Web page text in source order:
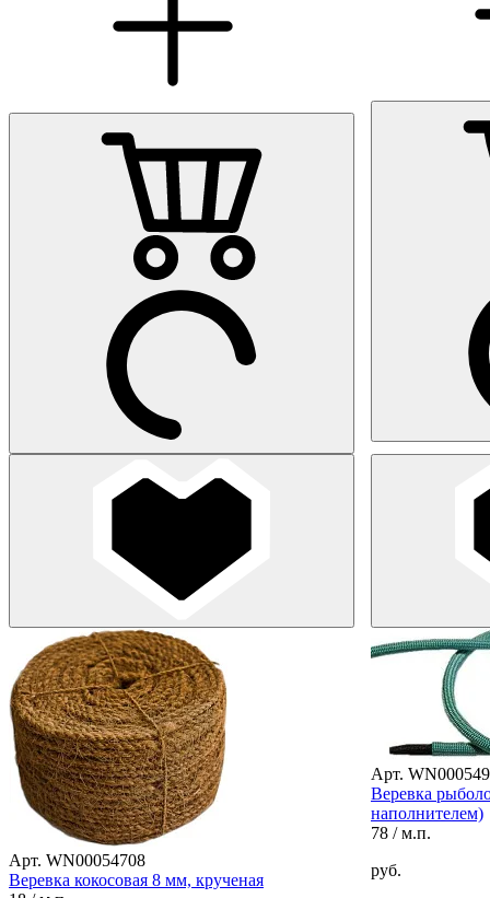
Арт. WN00054708
Веревка кокосовая 8 мм, крученая
Арт.
Веревка
наполнителем)
78 / м.п.
руб.